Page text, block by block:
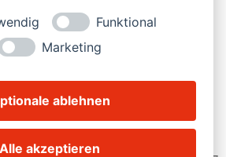
Widerrufsbelehrung•AGB
Funktional
Marketing
ablehnen
Alle akzeptieren